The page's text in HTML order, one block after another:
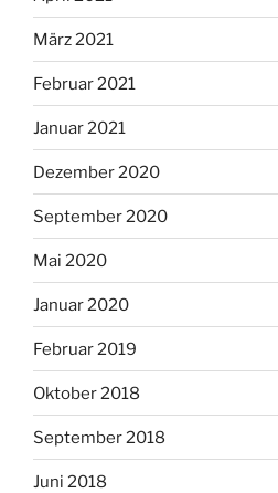
März 2021
Februar 2021
Januar 2021
Dezember 2020
September 2020
Mai 2020
Januar 2020
Februar 2019
Oktober 2018
September 2018
Juni 2018